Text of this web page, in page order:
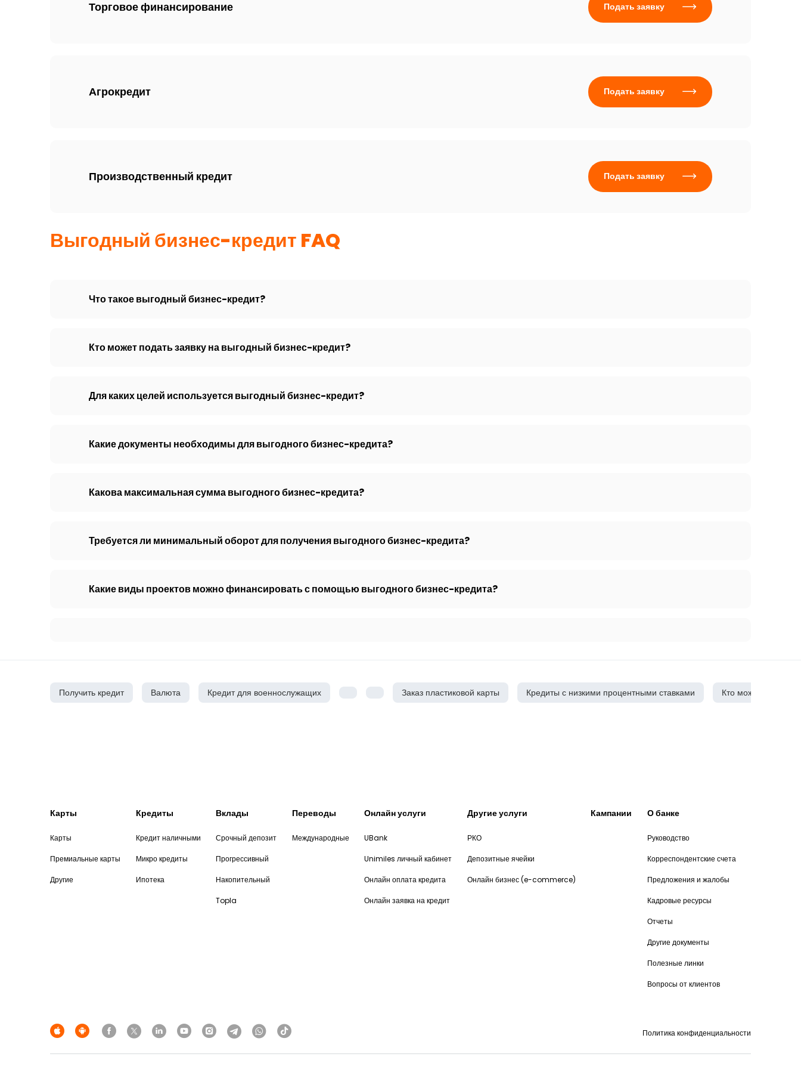
Торговое финансирование Подать заявку
Агрокредит Подать заявку
Производственный кредит Подать заявку
Выгодный бизнес-кредит FAQ
Что такое выгодный бизнес-кредит?
Кто может подать заявку на выгодный бизнес-кредит?
Для каких целей используется выгодный бизнес-кредит?
Какие документы необходимы для выгодного бизнес-кредита?
Какова максимальная сумма выгодного бизнес-кредита?
Требуется ли минимальный оборот для получения выгодного бизнес-кредита?
Какие виды проектов можно финансировать с помощью выгодного бизнес-кредита?
Получить кредит Валюта Кредит для военнослужащих Заказ пластиковой карты Кредиты с низкими процентными ставками Кто может
Карты
Карты
Премиальные карты
Другие
Кредиты
Кредит наличными
Микро кредиты
Ипотека
Вклады
Срочный депозит
Прогрессивный
Накопительный
Topla
Переводы
Международные
Онлайн услуги
UBank
Unimiles личный кабинет
Онлайн оплата кредита
Онлайн заявка на кредит
Другие услуги
РКО
Депозитные ячейки
Онлайн бизнес (e-commerce)
Кампании О банке
Руководство
Корреспондентские счета
Предложения и жалобы
Кадровые ресурсы
Отчеты
Другие документы
Полезные линки
Вопросы от клиентов
Политика конфиденциальности